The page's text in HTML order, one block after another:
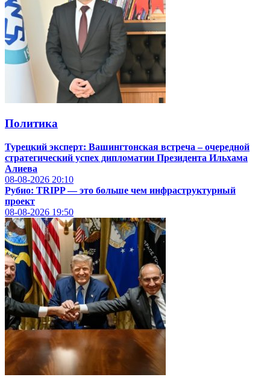
Политика
Турецкий эксперт: Вашингтонская встреча – очередной
стратегический успех дипломатии Президента Ильхама
Алиева
08-08-2026 20:10
Рубио: TRIPP — это больше чем инфраструктурный
проект
08-08-2026 19:50